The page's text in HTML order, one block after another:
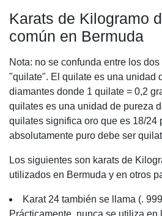
Karats de Kilogramo
común en Bermuda
Nota: no se confunda entre los
"quilate". El quilate es una unidad
diamantes donde 1 quilate = 0,2
quilates es una unidad de pureza
quilates significa oro que es 18/24
absolutamente puro debe ser
Los siguientes son karats de
utilizados en Bermuda y en otros
Karat 24 también se llama (.
Prácticamente, nunca se utiliza en